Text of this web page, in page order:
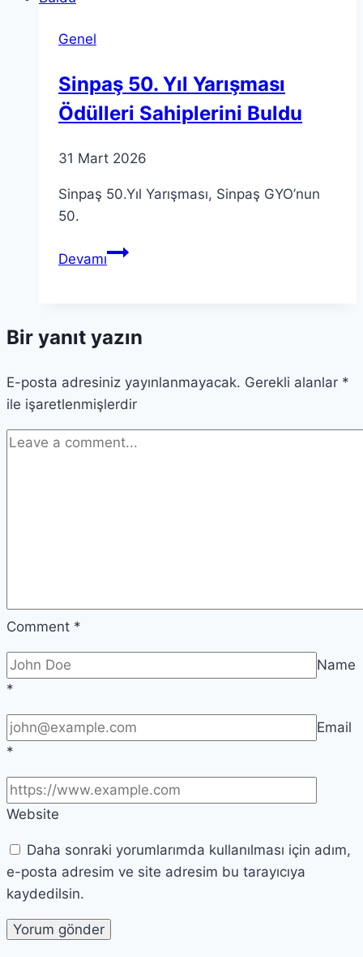
Genel
Sinpaş 50. Yıl Yarışması
Ödülleri Sahiplerini Buldu
31 Mart 2026
Sinpaş 50.Yıl Yarışması, Sinpaş GYO’nun
50.
DevamıSinpaş
Ödülleri
Buldu
Bir yanıt yazın
E-posta adresiniz yayınlanmayacak. Gerekli alanlar *
ile işaretlenmişlerdir
Comment *
Name
*
Email
*
Website
Daha sonraki yorumlarımda kullanılması için adım,
e-posta adresim ve site adresim bu tarayıcıya
kaydedilsin.